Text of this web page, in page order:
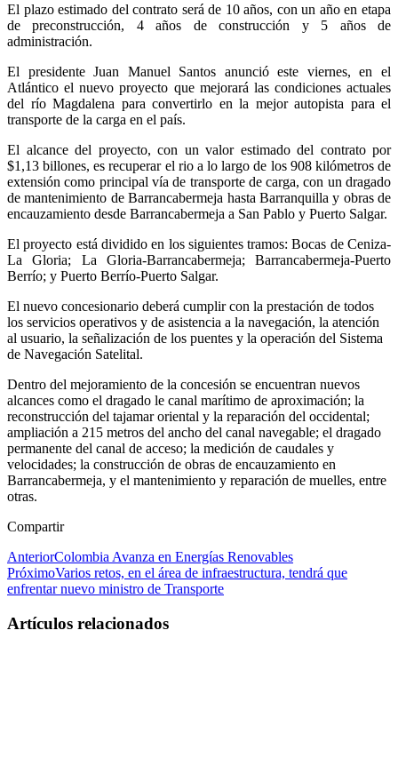
El plazo estimado del contrato será de 10 años, con un año en etapa
de preconstrucción, 4 años de construcción y 5 años de
administración.
El presidente Juan Manuel Santos anunció este viernes, en el
Atlántico el nuevo proyecto que mejorará las condiciones actuales
del río Magdalena para convertirlo en la mejor autopista para el
transporte de la carga en el país.
El alcance del proyecto, con un valor estimado del contrato por
$1,13 billones, es recuperar el rio a lo largo de los 908 kilómetros de
extensión como principal vía de transporte de carga, con un dragado
de mantenimiento de Barrancabermeja hasta Barranquilla y obras de
encauzamiento desde Barrancabermeja a San Pablo y Puerto Salgar.
El proyecto está dividido en los siguientes tramos: Bocas de Ceniza-
La Gloria; La Gloria-Barrancabermeja; Barrancabermeja-Puerto
Berrío; y Puerto Berrío-Puerto Salgar.
El nuevo concesionario deberá cumplir con la prestación de todos
los servicios operativos y de asistencia a la navegación, la atención
al usuario, la señalización de los puentes y la operación del Sistema
de Navegación Satelital.
Dentro del mejoramiento de la concesión se encuentran nuevos
alcances como el dragado le canal marítimo de aproximación; la
reconstrucción del tajamar oriental y la reparación del occidental;
ampliación a 215 metros del ancho del canal navegable; el dragado
permanente del canal de acceso; la medición de caudales y
velocidades; la construcción de obras de encauzamiento en
Barrancabermeja, y el mantenimiento y reparación de muelles, entre
otras.
Compartir
AnteriorColombia Avanza en Energías Renovables
PróximoVarios retos, en el área de infraestructura, tendrá que
enfrentar nuevo ministro de Transporte
Artículos relacionados